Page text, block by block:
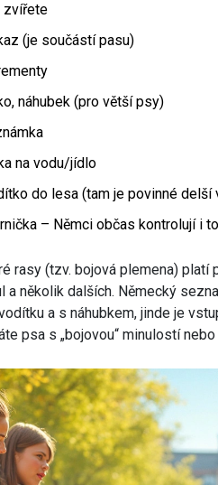
zvířete
(je součástí pasu)
náhubek (pro větší psy)
na vodu/jídlo
do lesa (tam je povinné delší
– Němci občas kontrolují i
rasy (tzv. bojová plemena)
a několik dalších. Německý
a s náhubkem, jinde je
psa s „bojovou“ minulostí